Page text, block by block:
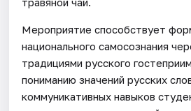
Мероприятие способствует
национального самосознания
традициями русского
пониманию значений русских
коммуникативных навыков